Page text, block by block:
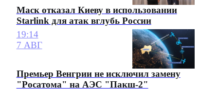
Маск отказал Киеву в использовании
Starlink для атак вглубь России
19:14
7 АВГ
Премьер Венгрии не исключил замену
"Росатома" на АЭС "Пакш-2"